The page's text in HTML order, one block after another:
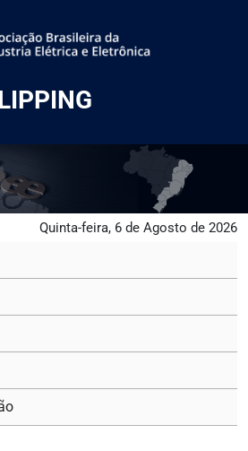
Quinta-feira, 6 de Agosto de 2026